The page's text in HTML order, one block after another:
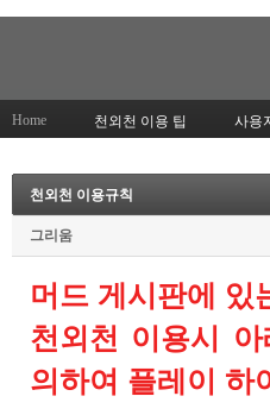
Home 천외천 이용 팁 사용
천외천 이용규칙
그리움
머드 게시판에 있
천외천 이용시
의하여 플레이 하